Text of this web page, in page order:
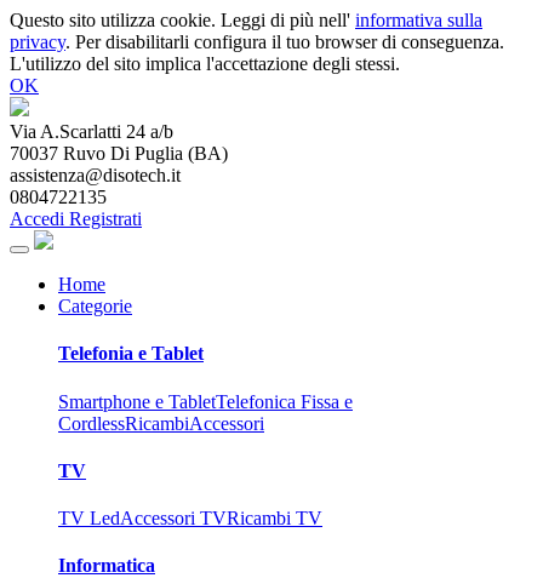
Questo sito utilizza cookie. Leggi di più nell' informativa sulla
privacy. Per disabilitarli configura il tuo browser di conseguenza.
L'utilizzo del sito implica l'accettazione degli stessi.
OK
Via A.Scarlatti 24 a/b
70037 Ruvo Di Puglia (BA)
assistenza@disotech.it
0804722135
Accedi Registrati
Home
Categorie
Telefonia e Tablet
Smartphone e TabletTelefonica Fissa e
CordlessRicambiAccessori
TV
TV LedAccessori TVRicambi TV
Informatica